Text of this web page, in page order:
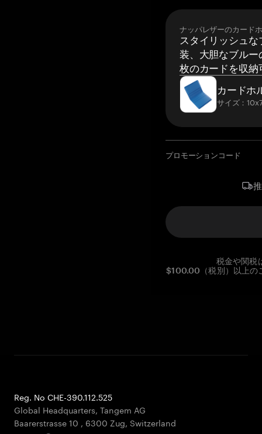
ナッパレザーのカード
スタイリッシュ
装、大胆なブルー
枚のカードを収納
カードホ
サイズ：
プロモーションコード
税金や関税
$100.00（税別）以上の
Reg. No CHE-390.112.525
Global Headquarters, Tangem AG
Baarerstrasse 10 , 6300 Zug, Switzerland